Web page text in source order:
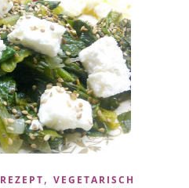
REZEPT, VEGETARISCH